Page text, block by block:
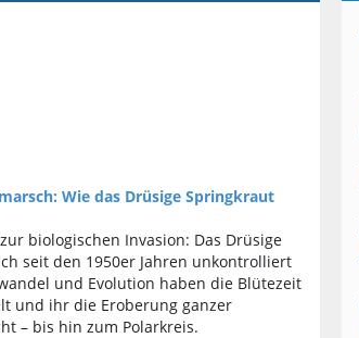
Wie das Drüsige Springkraut
biologischen Invasion: Das Drüsige
seit den 1950er Jahren unkontrolliert
und Evolution haben die Blütezeit
und ihr die Eroberung ganzer
– bis hin zum Polarkreis.